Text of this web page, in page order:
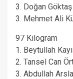
3. Doğan
3. Mehmet Ali
97 Kilogram
1. Beytullah
2. Tansel Can
3. Abdullah